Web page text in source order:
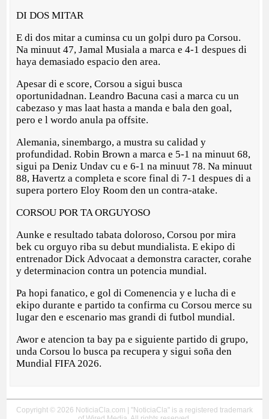
DI DOS MITAR
E di dos mitar a cuminsa cu un golpi duro pa Corsou.
Na minuut 47, Jamal Musiala a marca e 4-1 despues di
haya demasiado espacio den area.
Apesar di e score, Corsou a sigui busca
oportunidadnan. Leandro Bacuna casi a marca cu un
cabezaso y mas laat hasta a manda e bala den goal,
pero e l wordo anula pa offsite.
Alemania, sinembargo, a mustra su calidad y
profundidad. Robin Brown a marca e 5-1 na minuut 68,
sigui pa Deniz Undav cu e 6-1 na minuut 78. Na minuut
88, Havertz a completa e score final di 7-1 despues di a
supera portero Eloy Room den un contra-atake.
CORSOU POR TA ORGUYOSO
Aunke e resultado tabata doloroso, Corsou por mira
bek cu orguyo riba su debut mundialista. E ekipo di
entrenador Dick Advocaat a demonstra caracter, corahe
y determinacion contra un potencia mundial.
Pa hopi fanatico, e gol di Comenencia y e lucha di e
ekipo durante e partido ta confirma cu Corsou merce su
lugar den e escenario mas grandi di futbol mundial.
Awor e atencion ta bay pa e siguiente partido di grupo,
unda Corsou lo busca pa recupera y sigui soña den
Mundial FIFA 2026.
Copyright © 2026 NoticiaCla.com | "NoticiaCla" is a registered trademark